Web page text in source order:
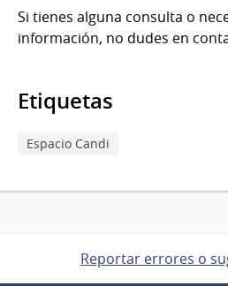
Si tienes alguna consulta o
información, no dudes en
Etiquetas
Espacio Candi
Reportar errores o